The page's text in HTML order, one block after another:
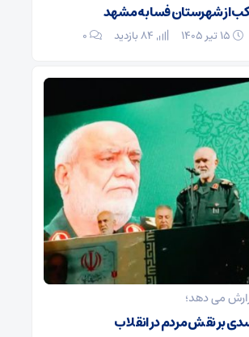
از شهرستان فسا به مشهد
۰
می دهد؛
بر نقش مردم در انقلاب